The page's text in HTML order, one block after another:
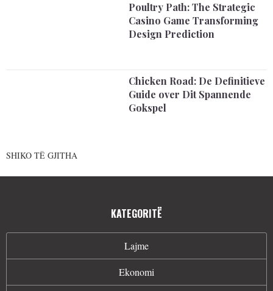
Poultry Path: The Strategic
Casino Game Transforming
Design Prediction
Chicken Road: De Definitieve
Guide over Dit Spannende
Gokspel
SHIKO TË GJITHA
KATEGORITË
Lajme
Ekonomi